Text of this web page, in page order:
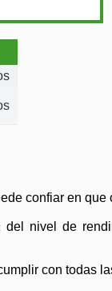
confiar en
del nivel de
con todas